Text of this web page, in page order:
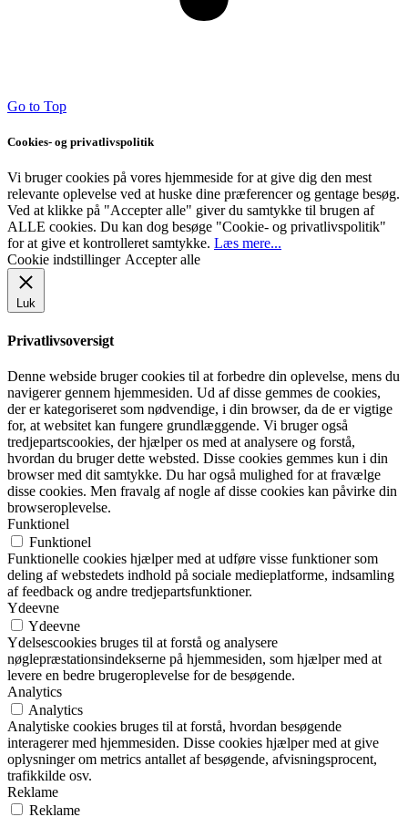
Go to Top
Cookies- og privatlivspolitik
Vi bruger cookies på vores hjemmeside for at give dig den mest
relevante oplevelse ved at huske dine præferencer og gentage besøg.
Ved at klikke på "Accepter alle" giver du samtykke til brugen af ​​
ALLE cookies. Du kan dog besøge "Cookie- og privatlivspolitik"
for at give et kontrolleret samtykke. Læs mere...
Cookie indstillinger Accepter alle
Luk
Privatlivsoversigt
Denne webside bruger cookies til at forbedre din oplevelse, mens du
navigerer gennem hjemmesiden. Ud af disse gemmes de cookies,
der er kategoriseret som nødvendige, i din browser, da de er vigtige
for, at websitet kan fungere grundlæggende. Vi bruger også
tredjepartscookies, der hjælper os med at analysere og forstå,
hvordan du bruger dette websted. Disse cookies gemmes kun i din
browser med dit samtykke. Du har også mulighed for at fravælge
disse cookies. Men fravalg af nogle af disse cookies kan påvirke din
browseroplevelse.
Funktionel
Funktionel
Funktionelle cookies hjælper med at udføre visse funktioner som
deling af webstedets indhold på sociale medieplatforme, indsamling
af feedback og andre tredjepartsfunktioner.
Ydeevne
Ydeevne
Ydelsescookies bruges til at forstå og analysere
nøglepræstationsindekserne på hjemmesiden, som hjælper med at
levere en bedre brugeroplevelse for de besøgende.
Analytics
Analytics
Analytiske cookies bruges til at forstå, hvordan besøgende
interagerer med hjemmesiden. Disse cookies hjælper med at give
oplysninger om metrics antallet af besøgende, afvisningsprocent,
trafikkilde osv.
Reklame
Reklame